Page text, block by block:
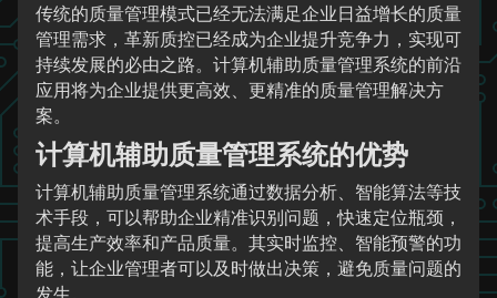
传统的质量管理模式已经无法满足企业日益增长的质量
管理需求，革新质控已经成为企业提升竞争力，实现可
持续发展的必由之路。计算机辅助质量管理系统的前沿
应用将为企业提供更高效、更精准的质量管理解决方
案。
计算机辅助质量管理系统的优势
计算机辅助质量管理系统通过数据分析、智能算法等技
术手段，可以帮助企业精准识别问题，快速定位瓶颈，
提高生产效率和产品质量。其实时监控、智能预警的功
能，让企业管理者可以及时做出决策，避免质量问题的